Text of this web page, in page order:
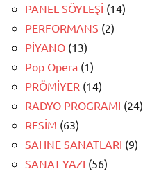
PANEL-SÖYLEŞİ (14)
PERFORMANS (2)
PİYANO (13)
Pop Opera (1)
PRÖMİYER (14)
RADYO PROGRAMI (24)
RESİM (63)
SAHNE SANATLARI (9)
SANAT-YAZI (56)